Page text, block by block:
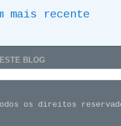
mais recente
BLOG
os direitos